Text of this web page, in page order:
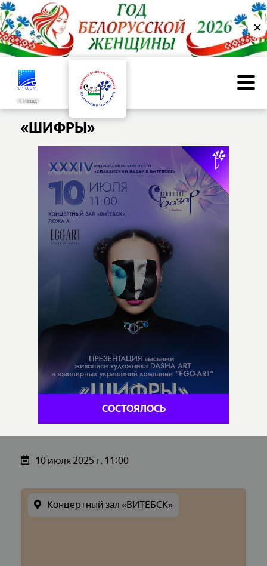
✕
Назад
«ШИФРЫ»
СОСТОЯЛОСЬ
10 июля 2025 г. 11:00
Концертный зал «ВИТЕБСК»